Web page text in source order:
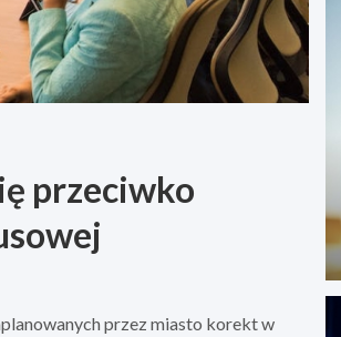
przeciwko
przez miasto korekt w